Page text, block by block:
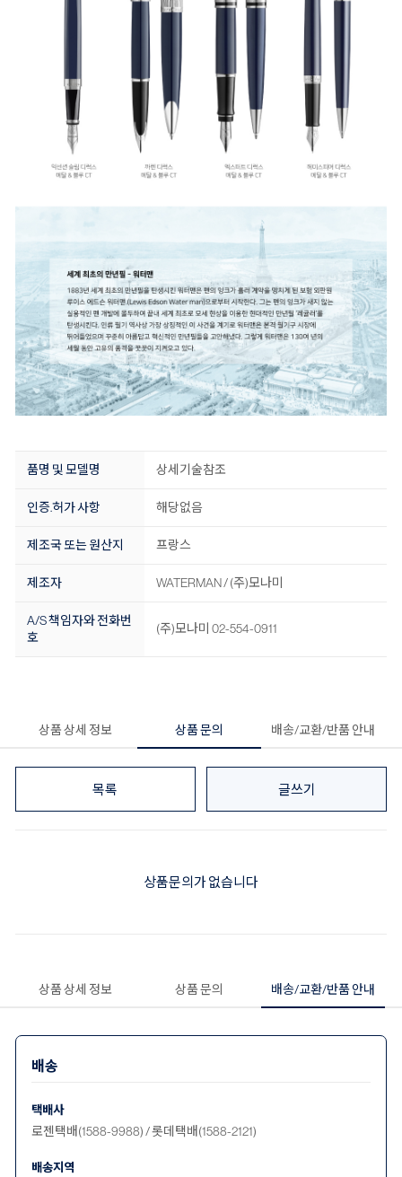
품명 및 모델명 상세기술참조
인증.허가 사항 해당없음
제조국 또는 원산지 프랑스
제조자 WATERMAN / (주)모나미
A/S 책임자와 전화번
호
(주)모나미 02-554-0911
상품 상세 정보 상품 문의 배송/교환/반품 안내
목록 글쓰기
상품문의가 없습니다
상품 상세 정보 상품 문의 배송/교환/반품 안내
배송
택배사
로젠택배(1588-9988) / 롯데택배(1588-2121)
배송지역